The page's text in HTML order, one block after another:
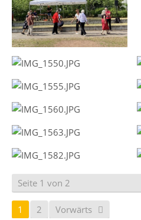
Seite 1 von 2
1 2 Vorwärts